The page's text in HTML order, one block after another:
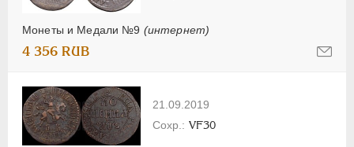
Монеты и Медали №9 (интернет)
4 356 RUB
21.09.2019
VF30